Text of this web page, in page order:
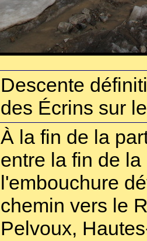
Descente
des Écrins sur
À la fin de la
entre la fin de
l'embouchure
chemin vers le
Pelvoux,